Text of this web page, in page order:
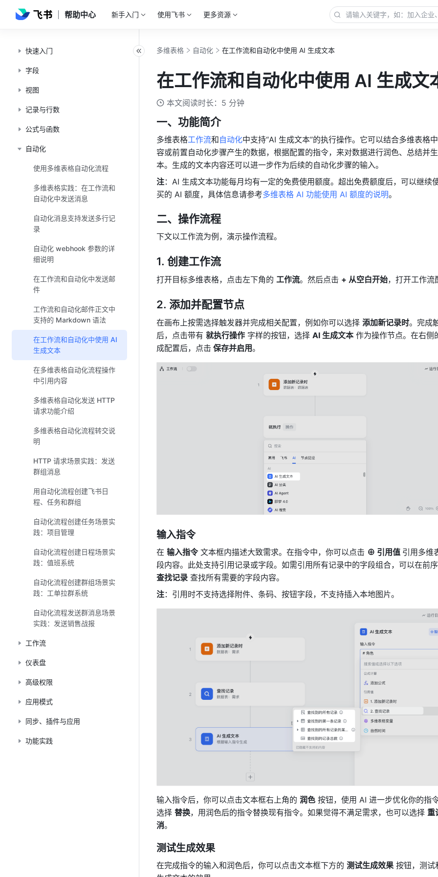
帮助中心 新手入门 使用飞书 更多资源
快速入门
字段
视图
记录与行数
公式与函数
自动化
使用多维表格自动化流程
多维表格实践：在工作流和
自动化中发送消息
自动化消息支持发送多行记
录
自动化 webhook 参数的详
细说明
在工作流和自动化中发送邮
件
工作流和自动化邮件正文中
支持的 Markdown 语法
在工作流和自动化中使用 AI
生成文本
在多维表格自动化流程操作
中引用内容
多维表格自动化发送 HTTP
请求功能介绍
多维表格自动化流程转交说
明
HTTP 请求场景实践：发送
群组消息
用自动化流程创建飞书日
程、任务和群组
自动化流程创建任务场景实
践：项目管理
自动化流程创建日程场景实
践：值班系统
自动化流程创建群组场景实
践：工单拉群系统
自动化流程发送群消息场景
实践：发送销售战报
工作流
仪表盘
高级权限
应用模式
同步、插件与应用
功能实践
多维表格 自动化 在工作流和自动化中使用 AI 生成文本
在工作流和自动化中使用 AI 生成文
本文阅读时长：5 分钟
一、功能简介
多维表格工作流和自动化中支持“AI 生成文本”的执行操作。它可以结合多维表格中
容或前置自动化步骤产生的数据，根据配置的指令，来对数据进行润色、总结并
本。生成的文本内容还可以进一步作为后续的自动化步骤的输入。
注：AI 生成文本功能每月均有一定的免费使用额度。超出免费额度后，可以继续
买的 AI 额度，具体信息请参考多维表格 AI 功能使用 AI 额度的说明。
二、操作流程
下文以工作流为例，演示操作流程。
创建工作流
打开目标多维表格，点击左下角的 工作流。然后点击 + 从空白开始，打开工作流
添加并配置节点
在画布上按需选择触发器并完成相关配置，例如你可以选择 添加新记录时。完成
后，点击带有 就执行操作 字样的按钮，选择 AI 生成文本 作为操作节点。在右侧
成配置后，点击 保存并启用。
输入指令
在 输入指令 文本框内描述大致需求。在指令中，你可以点击 ⊕ 引用值 引用多维
查找记录 查找所有需要的字段内容。
注：引用时不支持选择附件、条码、按钮字段，不支持插入本地图片。
输入指令后，你可以点击文本框右上角的 润色 按钮，使用 AI 进一步优化你的指
选择 替换，用润色后的指令替换现有指令。如果觉得不满足需求，也可以选择 重
消。
测试生成效果
在完成指令的输入和润色后，你可以点击文本框下方的 测试生成效果 按钮，测试